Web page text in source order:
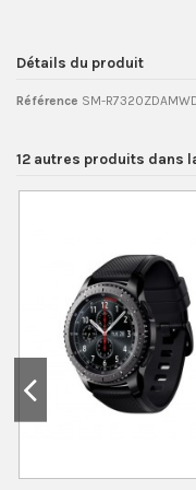
Détails du produit
Référence SM-
12 autres produits dans